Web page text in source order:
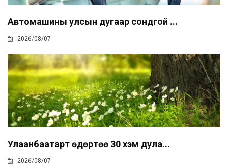
Автомашины улсын дугаар сондгой ...
2026/08/07
Улаанбаатарт өдөртөө 30 хэм дула...
2026/08/07